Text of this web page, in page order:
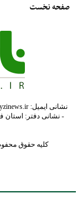
صفحه نخست
- نشانی دفتر:
کلیه حقوق